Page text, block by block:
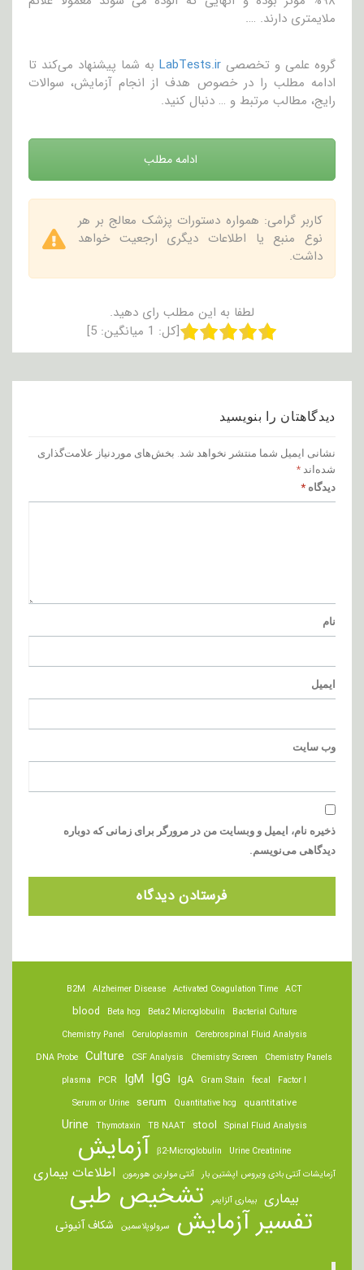
ملایمتری دارند. ….
گروه علمی و تخصصی LabTests.ir به شما پیشنهاد می‌کند تا
ادامه مطلب را در خصوص هدف از انجام آزمایش، سوالات
رایج، مطالب مرتبط و … دنبال کنید.
ادامه مطلب
کاربر گرامی: همواره دستورات پزشک معالج بر هر
نوع منبع یا اطلاعات دیگری ارجعیت خواهد
داشت.
لطفا به این مطلب رای دهید.
[کل: 1 میانگین: 5
]
دیدگاهتان را بنویسید
نشانی ایمیل شما منتشر نخواهد شد. بخش‌های موردنیاز علامت‌گذاری
شده‌اند *
دیدگاه *
نام
ایمیل
وب‌ سایت
ذخیره نام، ایمیل و وبسایت من در مرورگر برای زمانی که دوباره
دیدگاهی می‌نویسم.
ACT
Activated Coagulation Time
Alzheimer Disease
B2M
Bacterial Culture
Beta2 Microglobulin
Beta hcg
blood
Cerebrospinal Fluid Analysis
Ceruloplasmin
Chemistry Panel
Chemistry Panels
Chemistry Screen
CSF Analysis
Culture
DNA Probe
Factor I
fecal
Gram Stain
IgA
IgG
IgM
PCR
plasma
quantitative
Quantitative hcg
serum
Serum or Urine
Spinal Fluid Analysis
stool
TB NAAT
Thymotaxin
Urine
Urine Creatinine
β2-Microglobulin آزمایش
آزمایشات آنتی بادی ویروس اپشتین بار آنتی مولرین هورمون اطلاعات بیماری
بیماری بیماری آلزایمر تشخیص طبی
تفسیر آزمایش سرولوپلاسمین شکاف آنیونی